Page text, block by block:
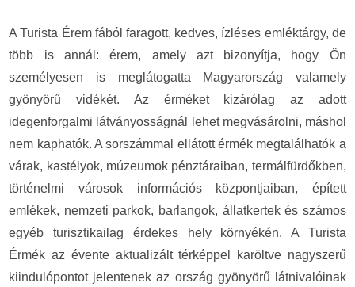
A Turista Érem fából faragott, kedves, ízléses emléktárgy, de
több is annál: érem, amely azt bizonyítja, hogy Ön
személyesen is meglátogatta Magyarország valamely
gyönyörű vidékét. Az érméket kizárólag az adott
idegenforgalmi látványosságnál lehet megvásárolni, máshol
nem kaphatók. A sorszámmal ellátott érmék megtalálhatók a
várak, kastélyok, múzeumok pénztáraiban, termálfürdőkben,
történelmi városok információs központjaiban, épített
emlékek, nemzeti parkok, barlangok, állatkertek és számos
egyéb turisztikailag érdekes hely környékén. A Turista
Érmék az évente aktualizált térképpel karöltve nagyszerű
kiindulópontot jelentenek az ország gyönyörű látnivalóinak